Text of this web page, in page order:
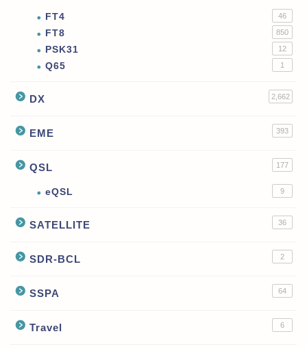
FT4 46
FT8 850
PSK31 12
Q65 1
DX 2,662
EME 393
QSL 177
eQSL 9
SATELLITE 36
SDR-BCL 2
SSPA 64
Travel 6